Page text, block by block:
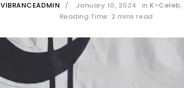
VIBRANCEADMIN January 10, 2024 in K-Celeb,
Reading Time: 2 mins read